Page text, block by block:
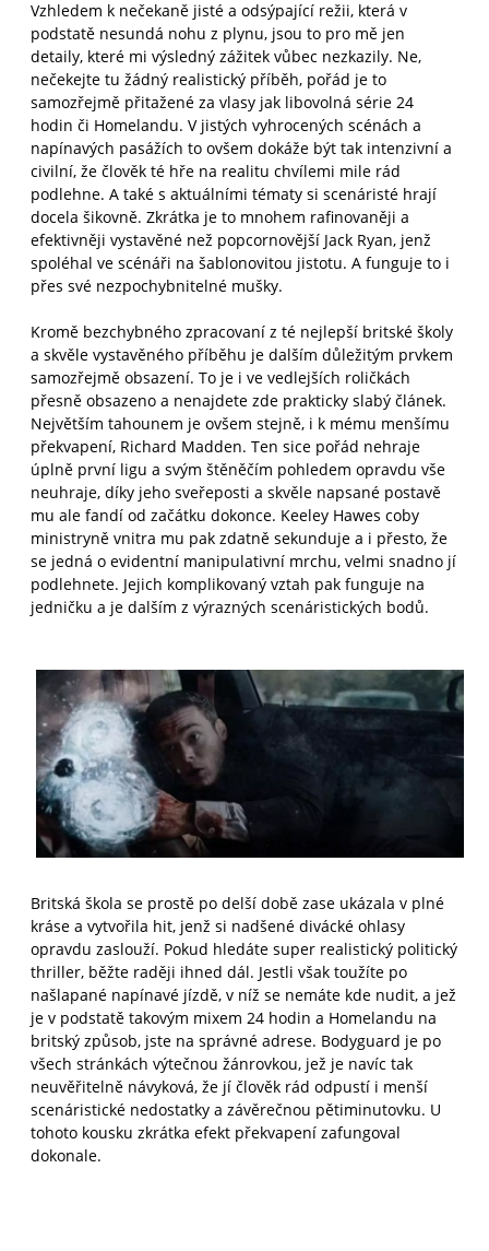
Vzhledem k nečekaně jisté a odsýpající režii, která v
podstatě nesundá nohu z plynu, jsou to pro mě jen
detaily, které mi výsledný zážitek vůbec nezkazily. Ne,
nečekejte tu žádný realistický příběh, pořád je to
samozřejmě přitažené za vlasy jak libovolná série 24
hodin či Homelandu. V jistých vyhrocených scénách a
napínavých pasážích to ovšem dokáže být tak intenzivní a
civilní, že člověk té hře na realitu chvílemi mile rád
podlehne. A také s aktuálními tématy si scenáristé hrají
docela šikovně. Zkrátka je to mnohem rafinovaněji a
efektivněji vystavěné než popcornovější Jack Ryan, jenž
spoléhal ve scénáři na šablonovitou jistotu. A funguje to i
přes své nezpochybnitelné mušky.
Kromě bezchybného zpracovaní z té nejlepší britské školy
a skvěle vystavěného příběhu je dalším důležitým prvkem
samozřejmě obsazení. To je i ve vedlejších roličkách
přesně obsazeno a nenajdete zde prakticky slabý článek.
Největším tahounem je ovšem stejně, i k mému menšímu
překvapení, Richard Madden. Ten sice pořád nehraje
úplně první ligu a svým štěněčím pohledem opravdu vše
neuhraje, díky jeho sveřeposti a skvěle napsané postavě
mu ale fandí od začátku dokonce. Keeley Hawes coby
ministryně vnitra mu pak zdatně sekunduje a i přesto, že
se jedná o evidentní manipulativní mrchu, velmi snadno jí
podlehnete. Jejich komplikovaný vztah pak funguje na
jedničku a je dalším z výrazných scenáristických bodů.
Britská škola se prostě po delší době zase ukázala v plné
kráse a vytvořila hit, jenž si nadšené divácké ohlasy
opravdu zaslouží. Pokud hledáte super realistický politický
thriller, běžte raději ihned dál. Jestli však toužíte po
našlapané napínavé jízdě, v níž se nemáte kde nudit, a jež
je v podstatě takovým mixem 24 hodin a Homelandu na
britský způsob, jste na správné adrese. Bodyguard je po
všech stránkách výtečnou žánrovkou, jež je navíc tak
neuvěřitelně návyková, že jí člověk rád odpustí i menší
scenáristické nedostatky a závěrečnou pětiminutovku. U
tohoto kousku zkrátka efekt překvapení zafungoval
dokonale.